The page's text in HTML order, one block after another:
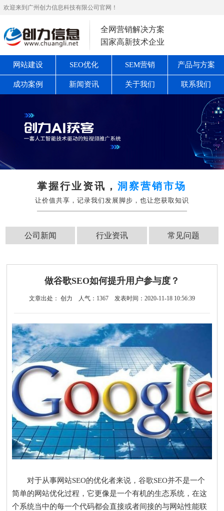
欢迎来到广州创力信息科技有限公司官网！
全网营销解决方案
国家高新技术企业
网站建设 SEO优化 SEM营销 产品与方案
成功案例 新闻资讯 关于我们 联系我们
掌握行业资讯，洞察营销市场
让价值共享，记录我们发展脚步，也让您获取知识
公司新闻 行业资讯 常见问题
做谷歌SEO如何提升用户参与度？
文章出处： 创力 人气： 1367 发表时间：2020-11-18 10:56:39
对于从事网站SEO的优化者来说，谷歌SEO并不是一个
简单的网站优化过程，它更像是一个有机的生态系统，在这
个系统当中的每一个代码都会直接或者间接的与网站性能联